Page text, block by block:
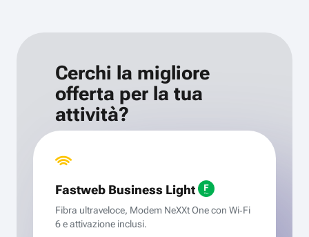
Cerchi la migliore
offerta per la tua
attività?
Fastweb Business Light
Fibra ultraveloce, Modem NeXXt One con Wi‑Fi
6 e attivazione inclusi.